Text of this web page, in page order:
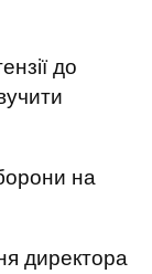
до
на
директора